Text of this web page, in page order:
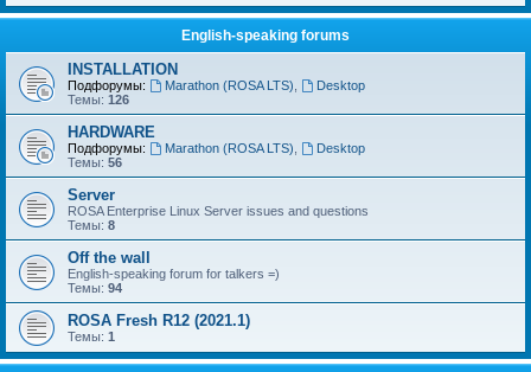
English-speaking forums
INSTALLATION
Подфорумы: Marathon (ROSA LTS)
Desktop
Темы: 126
HARDWARE
Подфорумы: Marathon (ROSA LTS)
Desktop
Темы: 56
Server
ROSA Enterprise Linux Server issues and questions
Темы: 8
Off the wall
English-speaking forum for talkers =)
Темы: 94
ROSA Fresh R12 (2021.1)
Темы: 1